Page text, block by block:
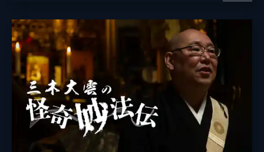
#7 未公開ネタSP「チュパカブラの死骸発
見!!」ほか
雑誌「ムー」とコラボし、出演者がオカルト
に関する話題を取り上げ、トークを繰り広げ
ていく番組の第3章。今回取り上げたのは、
チュパカブラの死骸発見、おばあちゃんの1
万円、ある女性の心霊体験などだ。
55分
#8 「21世紀タイムトラベラーの謎」ほか
雑誌「ムー」とコラボし、出演者がオカルト